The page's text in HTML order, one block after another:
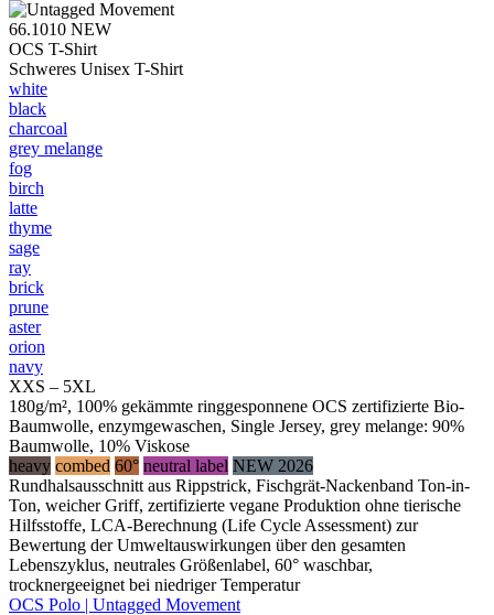
66.1010 NEW
OCS T-Shirt
Schweres Unisex T-Shirt
white
black
charcoal
grey melange
fog
birch
latte
thyme
sage
ray
brick
prune
aster
orion
navy
XXS – 5XL
180g/m², 100% gekämmte ringgesponnene OCS zertifizierte Bio-
Baumwolle, enzymgewaschen, Single Jersey, grey melange: 90%
Baumwolle, 10% Viskose
heavy combed 60° neutral label NEW 2026
Rundhalsausschnitt aus Rippstrick, Fischgrät-Nackenband Ton-in-
Ton, weicher Griff, zertifizierte vegane Produktion ohne tierische
Hilfsstoffe, LCA-Berechnung (Life Cycle Assessment) zur
Bewertung der Umweltauswirkungen über den gesamten
Lebenszyklus, neutrales Größenlabel, 60° waschbar,
trocknergeeignet bei niedriger Temperatur
OCS Polo | Untagged Movement